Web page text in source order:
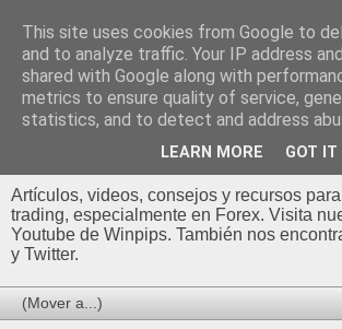
Artículos, videos, consejos y recursos
trading, especialmente en Forex. Visita
Youtube de Winpips. También nos
y Twitter.
This site uses cookies from Google to
and to analyze traffic. Your IP address
shared with Google along with
metrics to ensure quality of service,
statistics, and to detect and address
LEARN MORE GOT IT